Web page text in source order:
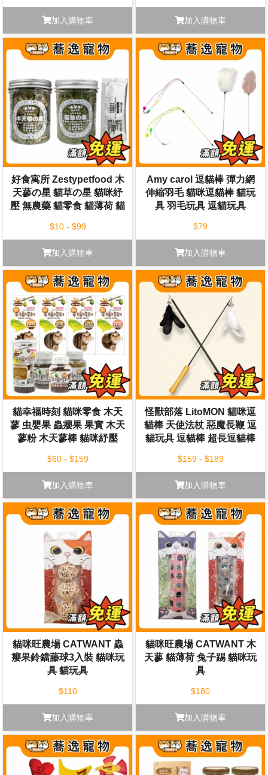
加入購物車 加入購物車
好食寓所 Zestypetfood 木
天蓼の星 貓草の星 貓咪紓
壓 無農藥 貓零食 貓薄荷 貓
$10 - $99
加入購物車
Amy carol 逗貓棒 彈力網
伸縮羽毛 貓咪逗貓棒 貓玩
具 羽毛玩具 逗貓玩具
$79
加入購物車
貓幸福時刻 貓咪零食 木天
蓼 虫嬰果 蟲癭果 果實 木天
蓼粉 木天蓼棒 貓咪紓壓
$60 - $159
加入購物車
怪獸部落 LitoMON 貓咪逗
貓棒 天使法杖 惡魔長鞭 逗
貓玩具 逗貓棒 超長逗貓棒
$159 - $189
加入購物車
貓咪旺農場 CATWANT 蟲
癭果鈴鐺藤球3入裝 貓咪玩
具 貓玩具
$110
加入購物車
貓咪旺農場 CATWANT 木
天蓼 貓薄荷 兔子踢 貓咪玩
具
$180
加入購物車